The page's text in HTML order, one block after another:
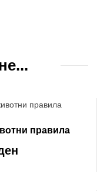
правила